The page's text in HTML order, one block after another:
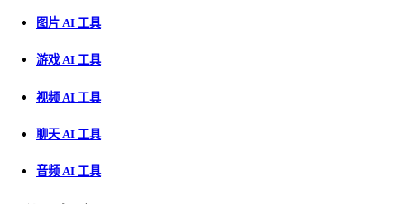
图片 AI 工具
游戏 AI 工具
视频 AI 工具
聊天 AI 工具
音频 AI 工具